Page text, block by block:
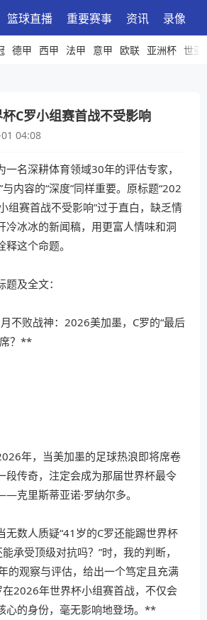
篮球直播 重要赛事 资讯 录像
德甲 西甲 法甲 意甲 欧联 亚洲杯 世亚
C罗小组赛首战不受影响
04:08
名深耕体育领域30年的评估专家，
内容的“深度”同样重要。原标题“202
组赛首战不受影响”过于直白，缺乏情
冷冰冰的新闻稿，用更富人情味和洞
这个命题。
及全文：
不败战神：2026美加墨，C罗的“最后
？**
年，当美加墨的足球热浪即将席卷
段传奇，注定会成为那届世界杯最令
克里斯蒂亚诺·罗纳尔多。
无数人质疑“41岁的C罗还能踢世界杯
承受顶级对抗吗？”时，我的判断，
的观察与评估，给出一个笃定且充满
2026年世界杯小组赛首战，不仅会
心的身份，毫无影响地登场。**